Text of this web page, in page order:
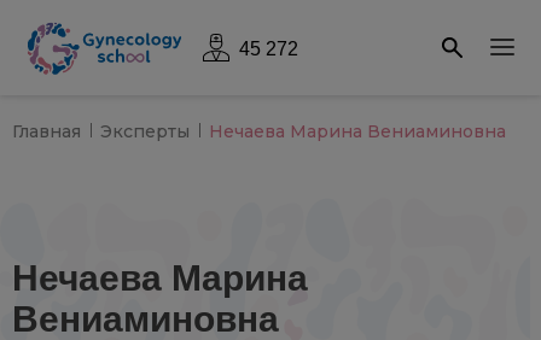
45 272
Главная Эксперты Нечаева Марина Вениаминовна
Нечаева Марина
Вениаминовна